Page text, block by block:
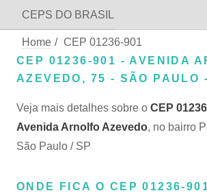
CEPS DO BRASIL
Home / CEP 01236-901
CEP 01236-901 - AVENIDA
AZEVEDO, 75 - SÃO PAULO
Veja mais detalhes sobre o CEP
Avenida Arnolfo Azevedo, no bairro
São Paulo / SP
ONDE FICA O CEP 01236-